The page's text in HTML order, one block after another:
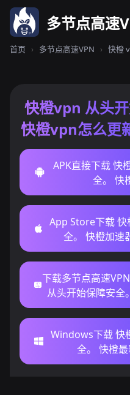
多节点高速
首页 › 多节点高速VPN › 快橙
快橙vpn 从头
快橙vpn怎么更
APK直接下载 快
全。 快
App Store下载 快
全。 快橙加速
下载多节点高速
从头开始保障安全
Windows下载 快
全。 快橙